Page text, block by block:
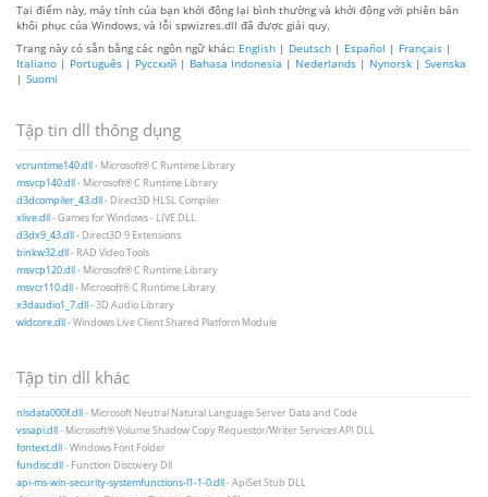
Tại điểm này, máy tính của bạn khởi động lại bình thường và khởi động với phiên bản
khôi phục của Windows, và lỗi spwizres.dll đã được giải quy.
Trang này có sẵn bằng các ngôn ngữ khác: English | Deutsch | Español | Français |
Italiano | Português | Русский | Bahasa Indonesia | Nederlands | Nynorsk | Svenska
| Suomi
Tập tin dll thông dụng
vcruntime140.dll- Microsoft® C Runtime Library
msvcp140.dll- Microsoft® C Runtime Library
d3dcompiler_43.dll- Direct3D HLSL Compiler
xlive.dll- Games for Windows - LIVE DLL
d3dx9_43.dll- Direct3D 9 Extensions
binkw32.dll- RAD Video Tools
msvcp120.dll- Microsoft® C Runtime Library
msvcr110.dll- Microsoft® C Runtime Library
x3daudio1_7.dll- 3D Audio Library
wldcore.dll- Windows Live Client Shared Platform Module
Tập tin dll khác
nlsdata000f.dll- Microsoft Neutral Natural Language Server Data and Code
vssapi.dll- Microsoft® Volume Shadow Copy Requestor/Writer Services API DLL
fontext.dll- Windows Font Folder
fundisc.dll- Function Discovery Dll
api-ms-win-security-systemfunctions-l1-1-0.dll- ApiSet Stub DLL